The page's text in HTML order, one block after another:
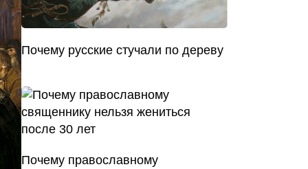
Почему русские стучали по дереву
Почему православному